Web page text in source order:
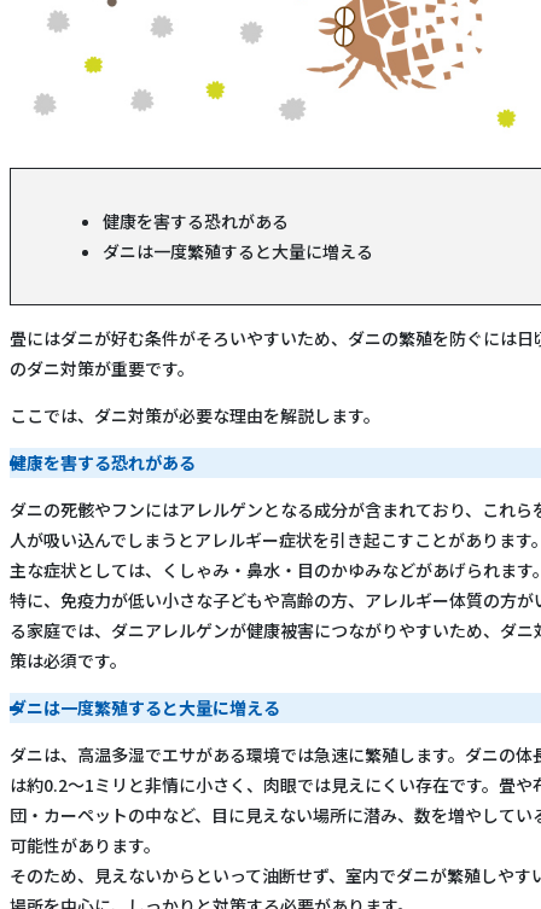
健康を害する恐れがある
ダニは一度繁殖すると大量に増える
畳にはダニが好む条件がそろいやすいため、ダニの繁殖を防ぐには日
のダニ対策が重要です。
ここでは、ダニ対策が必要な理由を解説します。
健康を害する恐れがある
ダニの死骸やフンにはアレルゲンとなる成分が含まれており、これら
人が吸い込んでしまうとアレルギー症状を引き起こすことがあります
主な症状としては、くしゃみ・鼻水・目のかゆみなどがあげられます
特に、免疫力が低い小さな子どもや高齢の方、アレルギー体質の方が
る家庭では、ダニアレルゲンが健康被害につながりやすいため、ダニ
策は必須です。
ダニは一度繁殖すると大量に増える
ダニは、高温多湿でエサがある環境では急速に繁殖します。ダニの体
は約0.2～1ミリと非情に小さく、肉眼では見えにくい存在です。畳や
団・カーペットの中など、目に見えない場所に潜み、数を増やしてい
可能性があります。
そのため、見えないからといって油断せず、室内でダニが繁殖しやす